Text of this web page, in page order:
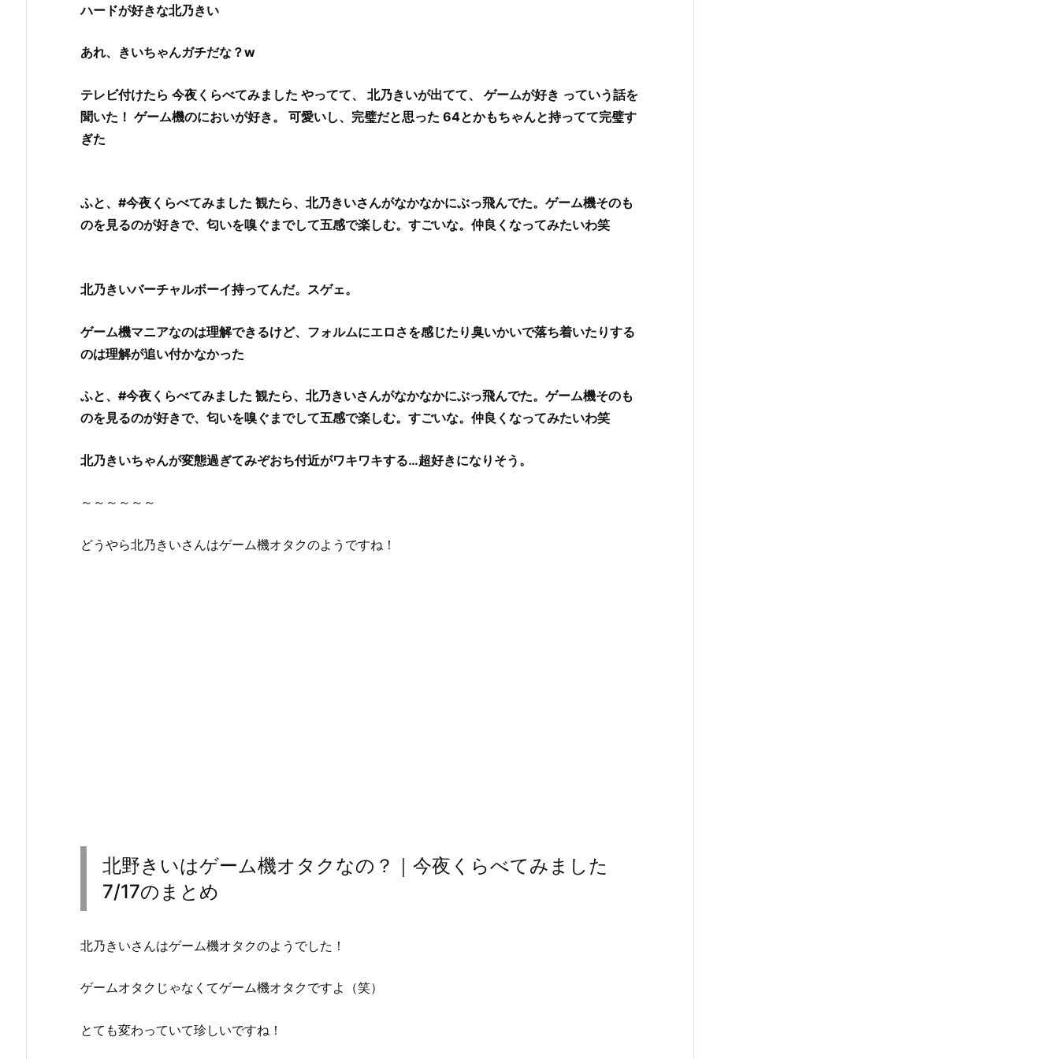
い
ゲ
ム
機
タ
の？
｜
く
べ
み
し
た
1
の
と
ハードが好きな北乃きい
あれ、きいちゃんガチだな？w
テレビ付けたら 今夜くらべてみました やってて、 北乃きいが出てて、 ゲームが好き っていう話を
聞いた！ ゲーム機のにおいが好き。 可愛いし、完璧だと思った 64とかもちゃんと持ってて完璧す
ぎた
ふと、#今夜くらべてみました 観たら、北乃きいさんがなかなかにぶっ飛んでた。ゲーム機そのも
のを見るのが好きで、匂いを嗅ぐまでして五感で楽しむ。すごいな。仲良くなってみたいわ笑
北乃きいバーチャルボーイ持ってんだ。スゲェ。
ゲーム機マニアなのは理解できるけど、フォルムにエロさを感じたり臭いかいで落ち着いたりする
のは理解が追い付かなかった
ふと、 #今夜くらべてみました 観たら、北乃きいさんがなかなかにぶっ飛んでた。ゲーム機そのも
のを見るのが好きで、匂いを嗅ぐまでして五感で楽しむ。すごいな。仲良くなってみたいわ笑
北乃きいちゃんが変態過ぎてみぞおち付近がワキワキする…超好きになりそう。
～～～～～～
どうやら北乃きいさんはゲーム機オタクのようですね！
北野きいはゲーム機オタクなの？｜今夜くらべてみました
7/17のまとめ
北乃きいさんはゲーム機オタクのようでした！
ゲームオタクじゃなくてゲーム機オタクですよ（笑）
とても変わっていて珍しいですね！